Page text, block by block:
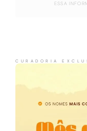
ESSA
CURADORIA